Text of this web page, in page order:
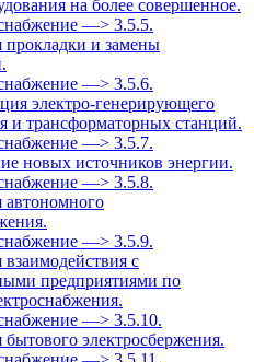
на более совершенное.
—> 3.5.5.
прокладки и замены
—> 3.5.6.
электро-генерирующего
и трансформаторных станций.
—> 3.5.7.
новых источников энергии.
—> 3.5.8.
автономного
—> 3.5.9.
с
предприятиями по
—> 3.5.10.
электросбержения.